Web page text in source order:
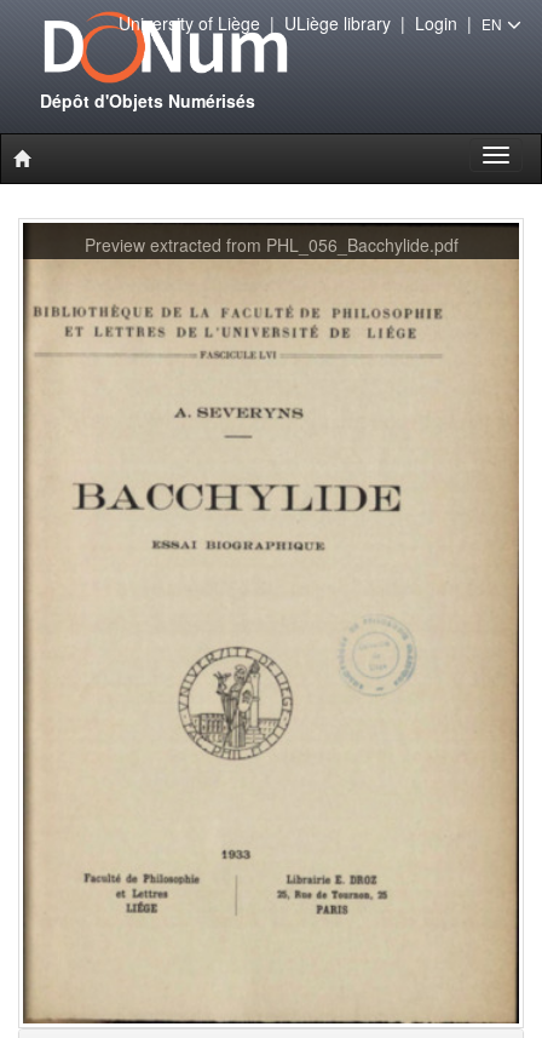
Dépôt d'Objets Numérisés
University of Liège| ULiège library| Login | EN
Preview extracted from PHL_056_Bacchylide.pdf